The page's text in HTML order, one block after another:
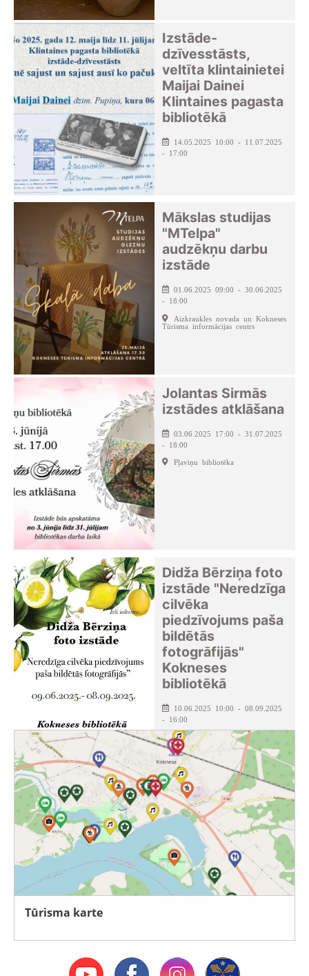
Izstāde-
dzīvesstāsts,
veltīta klintainietei
Maijai Dainei
Klintaines pagasta
bibliotēkā
14.05.2025 10:00 - 11.07.2025
- 17:00
Mākslas studijas
"MTelpa"
audzēkņu darbu
izstāde
01.06.2025 09:00 - 30.06.2025
- 18:00
Aizkraukles novada un Kokneses
Tūrisma informācijas centrs
Jolantas Sirmās
izstādes atklāšana
03.06.2025 17:00 - 31.07.2025
- 18:00
Pļaviņu bibliotēka
Didža Bērziņa foto
izstāde "Neredzīga
cilvēka
piedzīvojums paša
bildētās
fotogrāfijās"
Kokneses
bibliotēkā
10.06.2025 10:00 - 08.09.2025
- 16:00
Kokneses pagasta bibliotēka
Tūrisma karte